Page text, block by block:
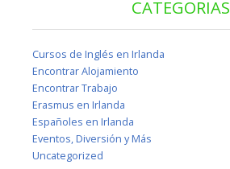
CATEGORIAS
Cursos de Inglés en Irlanda
Encontrar Alojamiento
Encontrar Trabajo
Erasmus en Irlanda
Españoles en Irlanda
Eventos, Diversión y Más
Uncategorized